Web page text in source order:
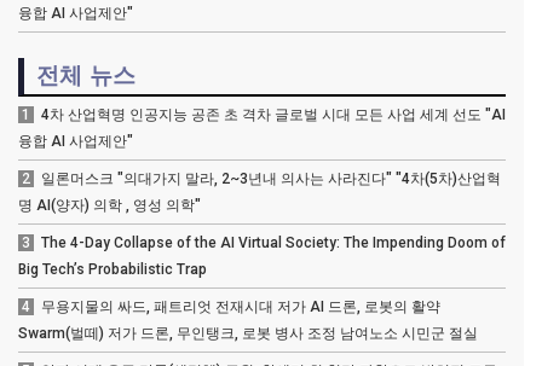
융합 AI 사업제안"
전체 뉴스
1
4차 산업혁명 인공지능 공존 초 격차 글로벌 시대 모든 사업 세계 선도 "AI
융합 AI 사업제안"
2
일론머스크 "의대가지 말라, 2~3년내 의사는 사라진다" "4차(5차)산업혁
명 AI(양자) 의학 , 영성 의학"
3
The 4-Day Collapse of the AI Virtual Society: The Impending Doom of
Big Tech’s Probabilistic Trap
4
무용지물의 싸드, 패트리엇 전재시대 저가 AI 드론, 로봇의 활약
Swarm(벌떼) 저가 드론, 무인탱크, 로봇 병사 조정 남여노소 시민군 절실